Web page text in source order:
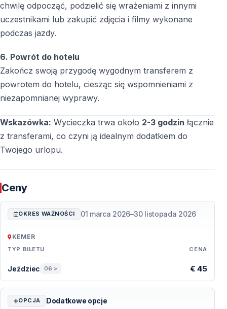
chwilę odpocząć, podzielić się wrażeniami z innymi
uczestnikami lub zakupić zdjęcia i filmy wykonane
podczas jazdy.
6. Powrót do hotelu
Zakończ swoją przygodę wygodnym transferem z
powrotem do hotelu, ciesząc się wspomnieniami z
niezapomnianej wyprawy.
Wskazówka: Wycieczka trwa około 2-3 godzin łącznie
z transferami, co czyni ją idealnym dodatkiem do
Twojego urlopu.
Ceny
OKRES WAŻNOŚCI 01 marca 2026–30 listopada 2026
KEMER
TYP BILETU CENA
Jeździec 06 > € 45
OPCJA Dodatkowe opcje